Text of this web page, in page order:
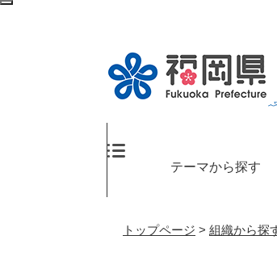
ペ
テーマから探す
トップページ > 組織から探